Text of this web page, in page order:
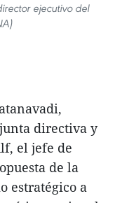
ejecutivo del
directiva y
el jefe de
de la
estratégico a